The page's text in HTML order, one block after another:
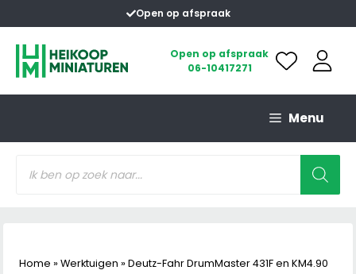
naar
inhoud
Open op afspraak
Open op afspraak
06-10417271
Menu
zoeken
Home » Werktuigen » Deutz-Fahr DrumMaster 431F en KM4.90